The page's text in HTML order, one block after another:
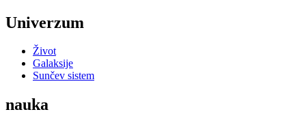
Univerzum
Život
Galaksije
Sunčev sistem
nauka